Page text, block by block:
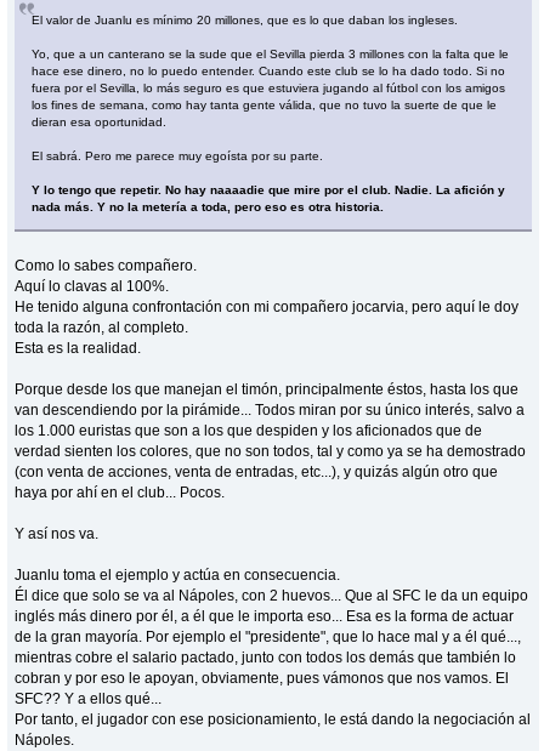
El valor de Juanlu es mínimo 20 millones, que es lo que daban los ingleses.
Yo, que a un canterano se la sude que el Sevilla pierda 3 millones con la falta que le
hace ese dinero, no lo puedo entender. Cuando este club se lo ha dado todo. Si no
fuera por el Sevilla, lo más seguro es que estuviera jugando al fútbol con los amigos
los fines de semana, como hay tanta gente válida, que no tuvo la suerte de que le
dieran esa oportunidad.
El sabrá. Pero me parece muy egoísta por su parte.
Y lo tengo que repetir. No hay naaaadie que mire por el club. Nadie. La afición y
nada más. Y no la metería a toda, pero eso es otra historia.
Como lo sabes compañero.
Aquí lo clavas al 100%.
He tenido alguna confrontación con mi compañero jocarvia, pero aquí le doy
toda la razón, al completo.
Esta es la realidad.
Porque desde los que manejan el timón, principalmente éstos, hasta los que
van descendiendo por la pirámide... Todos miran por su único interés, salvo a
los 1.000 euristas que son a los que despiden y los aficionados que de
verdad sienten los colores, que no son todos, tal y como ya se ha demostrado
(con venta de acciones, venta de entradas, etc...), y quizás algún otro que
haya por ahí en el club... Pocos.
Y así nos va.
Juanlu toma el ejemplo y actúa en consecuencia.
Él dice que solo se va al Nápoles, con 2 huevos... Que al SFC le da un equipo
inglés más dinero por él, a él que le importa eso... Esa es la forma de actuar
de la gran mayoría. Por ejemplo el "presidente", que lo hace mal y a él qué...,
mientras cobre el salario pactado, junto con todos los demás que también lo
cobran y por eso le apoyan, obviamente, pues vámonos que nos vamos. El
SFC?? Y a ellos qué...
Por tanto, el jugador con ese posicionamiento, le está dando la negociación al
Nápoles.